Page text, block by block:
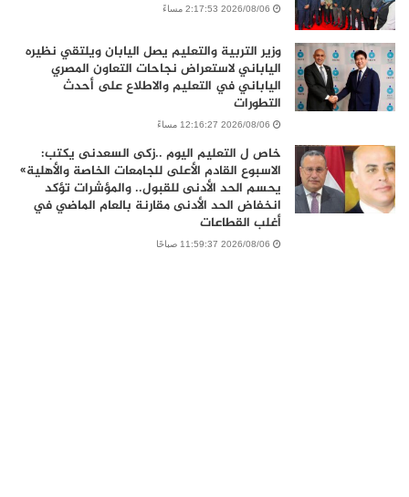
2026/08/06 2:17:53 مساءً
وزير التربية والتعليم يصل اليابان ويلتقي نظيره
الياباني لاستعراض نجاحات التعاون المصري
الياباني في التعليم والاطلاع على أحدث
التطورات
2026/08/06 12:16:27 مساءً
خاص ل التعليم اليوم ..زكى السعدنى يكتب:
الاسبوع القادم الأعلى للجامعات الخاصة والأهلية»
يحسم الحد الأدنى للقبول.. والمؤشرات تؤكد
انخفاض الحد الأدنى مقارنة بالعام الماضي في
أغلب القطاعات
2026/08/06 11:59:37 صباحًا